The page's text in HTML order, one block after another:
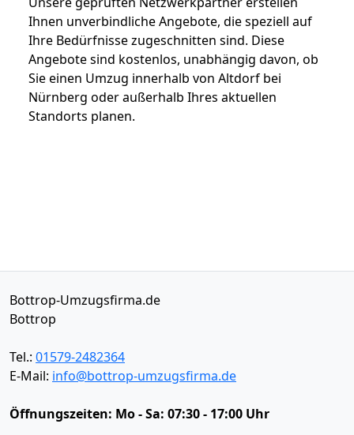
Ihnen unverbindliche Angebote, die speziell auf
Ihre Bedürfnisse zugeschnitten sind. Diese
Angebote sind kostenlos, unabhängig davon, ob
Sie einen Umzug innerhalb von Altdorf bei
Nürnberg oder außerhalb Ihres aktuellen
Standorts planen.
Bottrop-Umzugsfirma.de
Bottrop
Tel.: 01579-2482364
E-Mail: info@bottrop-umzugsfirma.de
Öffnungszeiten: Mo - Sa: 07:30 - 17:00 Uhr